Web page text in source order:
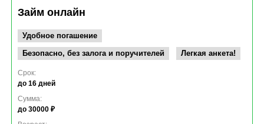
Займ онлайн
Удобное погашение
Безопасно, без залога и поручителей
Легкая анкета!
Срок:
до 16 дней
Сумма:
до 30000 ₽